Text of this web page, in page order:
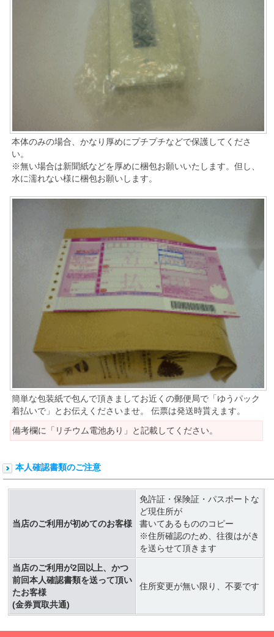
本体のみの場合、かなり厚めにプチプチなどで保護してくださ
い。
※無い場合は新聞紙などを厚めに梱包お願いいたします。但し、
水に濡れない様に梱包お願いします。
簡単な包装紙で包んで頂きましてお近くの郵便局で「ゆうパック
着払いで」とお伝えくださいませ。 伝票は発送時貰えます。
備考欄に「リチウム電池あり」と記載してください。
本人確認書類のご注意
当店のご利用が初めてのお客様
免許証・保険証・パスポートな
ど現住所が
書いてあるもののコピー
※住所確認のため、往復はがき
を送らせて頂きます
当店のご利用が2回以上、かつ
前回本人確認書類を送って頂い
たお客様
(金券買取共通)
住所変更が無い限り、不要です